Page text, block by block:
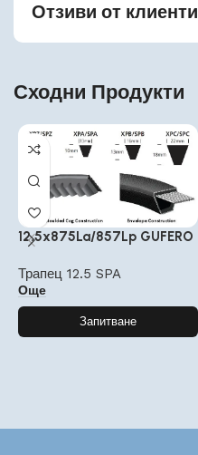
Отзиви от клиенти
Сходни Продукти
12.5x875La/857Lp GUFERO
Трапец 12.5 SPA
Още
Запитване